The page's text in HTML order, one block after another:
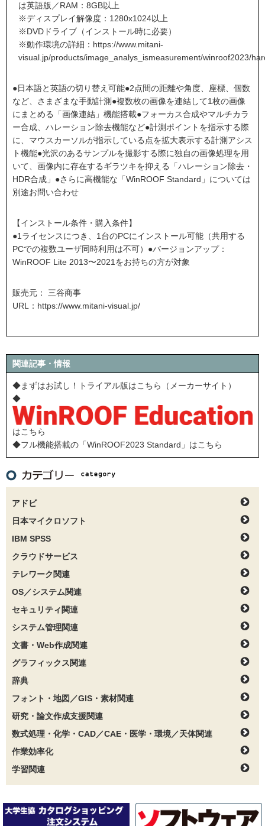
は英語版／RAM：8GB以上
※ディスプレイ解像度：1280x1024以上
※DVDドライブ（インストール時に必要）
※動作環境の詳細： https://www.mitani-
visual.jp/products/image_analys_ismeasurement/winroof2023/
●日本語と英語の切り替え可能●2点間の距離や角度、座標、個数
など、さまざまな手動計測●複数枚の画像を連結して1枚の画像
にまとめる「画像連結」機能搭載●フォーカス合成やマルチカラ
ー合成、ハレーション除去機能など●計測ポイントを指示する際
に、マウスカーソルが指示している点を拡大表示する計測アシス
ト機能●光沢のあるサンプルを撮影する際に独自の画像処理を用
いて、画像内に存在するギラツキを抑える「ハレーション除去・
HDR合成」●さらに高機能な「WinROOF Standard」については
別途お問い合わせ
【インストール条件・購入条件】
●1ライセンスにつき、1台のPCにインストール可能（共用する
PCでの複数ユーザ同時利用は不可）●バージョンアップ：
WinROOF Lite 2013〜2021をお持ちの方が対象
販売元： 三谷商事
URL： https://www.mitani-visual.jp/
関連記事・情報
◆まずはお試し！トライアル版はこちら（メーカーサイト）
◆
はこちら
◆フル機能搭載の「WinROOF2023 Standard」はこちら
アドビ
日本マイクロソフト
IBM SPSS
クラウドサービス
テレワーク関連
OS／システム関連
セキュリティ関連
システム管理関連
文書・Web作成関連
グラフィックス関連
辞典
フォント・地図／GIS・素材関連
研究・論文作成支援関連
数式処理・化学・CAD／CAE・医学・環境／天体関連
作業効率化
学習関連